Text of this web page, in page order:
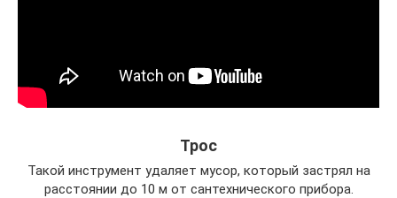
Трос
Такой инструмент удаляет мусор, который застрял на
расстоянии до 10 м от сантехнического прибора.